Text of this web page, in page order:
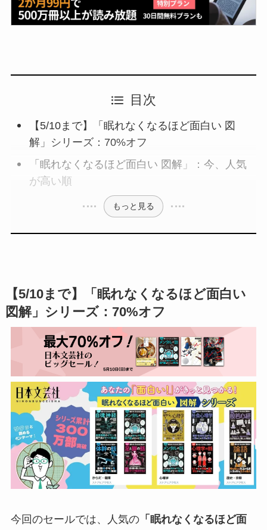
目次
【5/10まで】「眠れなくなるほど面白い 図
解」シリーズ：70%オフ
「眠れなくなるほど面白い 図解」：今、人気
が高い順
もっと見る
【5/10まで】「眠れなくなるほど面白い
図解」シリーズ：70%オフ
今回のセールでは、人気の「眠れなくなるほど面